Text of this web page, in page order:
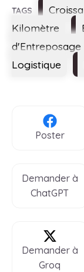
Étiquettes
Kilomètre
d'Entreposage
Logistique
Poster
Demander à
ChatGPT
Demander à
Groq